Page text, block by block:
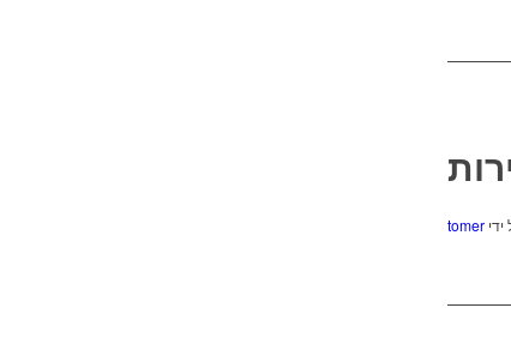
ידי tomer